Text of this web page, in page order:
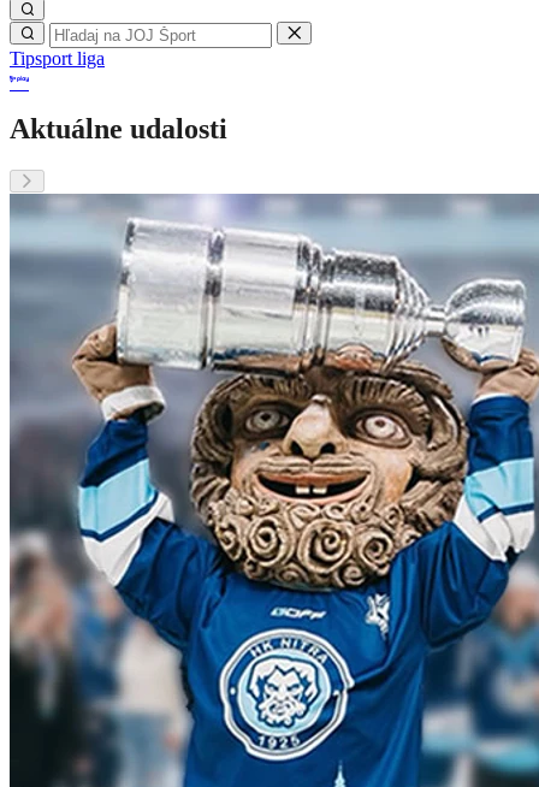
Tipsport liga
Aktuálne udalosti